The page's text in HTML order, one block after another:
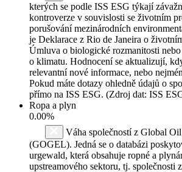
kterých se podle ISS ESG týkají
kontroverze v souvislosti se životním
porušování mezinárodních
je Deklarace z Rio de Janeira o
Úmluva o biologické rozmanitosti nebo
o klimatu. Hodnocení se aktualizují,
relevantní nové informace, nebo
Pokud máte dotazy ohledně údajů o
přímo na ISS ESG. (Zdroj dat: ISS
Ropa a plyn
0.00%
Váha společností z Global
(GOGEL). Jedná se o databázi
urgewald, která obsahuje ropné a
upstreamového sektoru, tj. společnosti